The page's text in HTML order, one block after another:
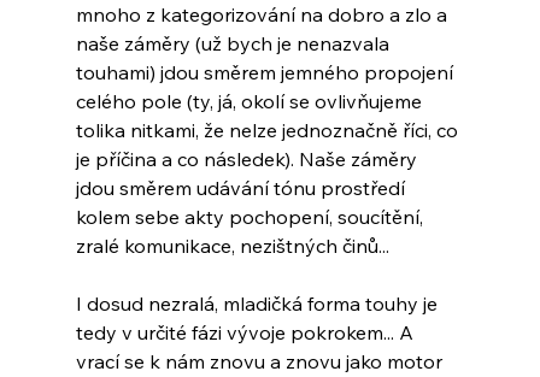
mnoho z kategorizování na dobro a zlo a
naše záměry (už bych je nenazvala
touhami) jdou směrem jemného propojení
celého pole (ty, já, okolí se ovlivňujeme
tolika nitkami, že nelze jednoznačně říci, co
je příčina a co následek). Naše záměry
jdou směrem udávání tónu prostředí
kolem sebe akty pochopení, soucítění,
zralé komunikace, nezištných činů...
I dosud nezralá, mladičká forma touhy je
tedy v určité fázi vývoje pokrokem... A
vrací se k nám znovu a znovu jako motor